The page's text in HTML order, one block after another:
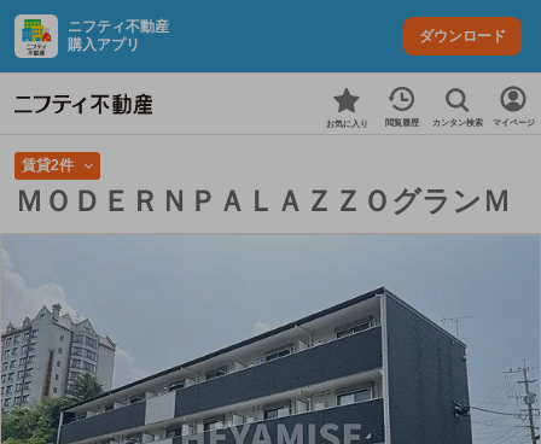
ニフティ不動産
購入アプリ
ダウンロード
お気に入り 閲覧履歴 カンタン検索 マイページ
賃貸2件
ＭＯＤＥＲＮＰＡＬＡＺＺＯグランＭ